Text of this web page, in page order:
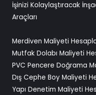
İşinizi Kolaylaştıracak
Araçları
Merdiven Maliyeti
Mutfak Dolabı Maliyeti
PVC Pencere Doğrama
Dış Cephe Boy Maliyeti
Yapı Denetim Maliyeti